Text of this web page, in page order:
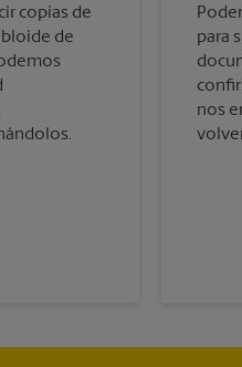
copias de
de
para
nos